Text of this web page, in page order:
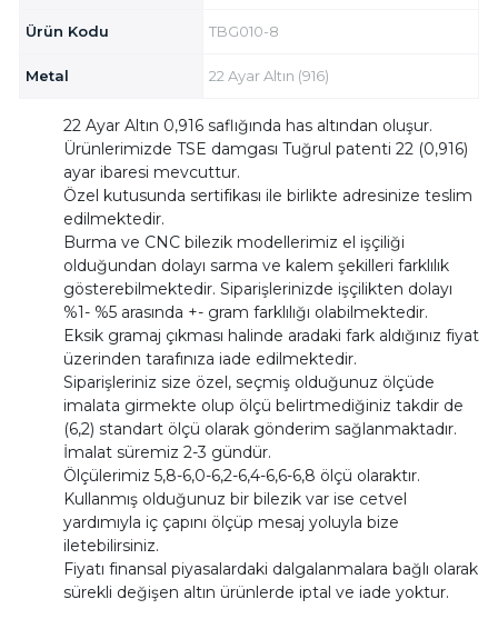
Ürün Kodu TBG010-8
Metal 22 Ayar Altın (916)
22 Ayar Altın 0,916 saflığında has altından oluşur.
Ürünlerimizde TSE damgası Tuğrul patenti 22 (0,916)
ayar ibaresi mevcuttur.
Özel kutusunda sertifikası ile birlikte adresinize teslim
edilmektedir.
Burma ve CNC bilezik modellerimiz el işçiliği
olduğundan dolayı sarma ve kalem şekilleri farklılık
gösterebilmektedir. Siparişlerinizde işçilikten dolayı
%1- %5 arasında +- gram farklılığı olabilmektedir.
Eksik gramaj çıkması halinde aradaki fark aldığınız fiyat
üzerinden tarafınıza iade edilmektedir.
Siparişleriniz size özel, seçmiş olduğunuz ölçüde
imalata girmekte olup ölçü belirtmediğiniz takdir de
(6,2) standart ölçü olarak gönderim sağlanmaktadır.
İmalat süremiz 2-3 gündür.
Ölçülerimiz 5,8-6,0-6,2-6,4-6,6-6,8 ölçü olaraktır.
Kullanmış olduğunuz bir bilezik var ise cetvel
yardımıyla iç çapını ölçüp mesaj yoluyla bize
iletebilirsiniz.
Fiyatı finansal piyasalardaki dalgalanmalara bağlı olarak
sürekli değişen altın ürünlerde iptal ve iade yoktur.